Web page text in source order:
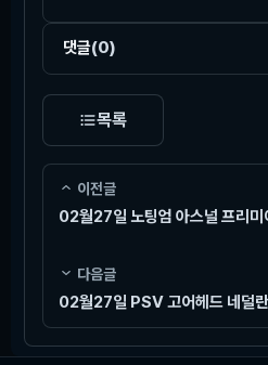
댓글(0)
목록
이전글
02월27일 노팅엄 아스널 프리미
다음글
02월27일 PSV 고어헤드 네덜